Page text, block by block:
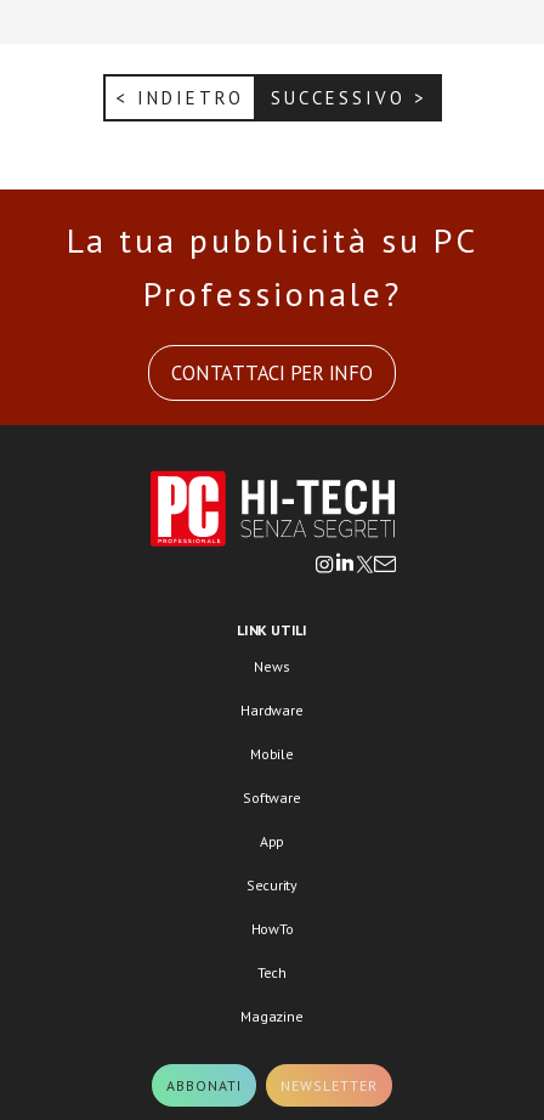
< INDIETRO SUCCESSIVO >
La tua pubblicità su PC
Professionale?
CONTATTACI PER INFO
LINK UTILI
News
Hardware
Mobile
Software
App
Security
HowTo
Tech
Magazine
ABBONATI NEWSLETTER